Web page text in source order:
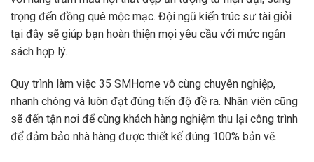
trọng đến đồng quê mộc mạc. Đội ngũ kiến trúc sư tài giỏi
tại đây sẽ giúp bạn hoàn thiện mọi yêu cầu với mức ngân
sách hợp lý.
Quy trình làm việc 35 SMHome vô cùng chuyên nghiệp,
nhanh chóng và luôn đạt đúng tiến độ đề ra. Nhân viên cũng
sẽ đến tận nơi để cùng khách hàng nghiệm thu lại công trình
để đảm bảo nhà hàng được thiết kế đúng 100% bản vẽ.